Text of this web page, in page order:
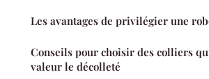
Les avantages de privilégier une
Conseils pour choisir des colliers
valeur le décolleté